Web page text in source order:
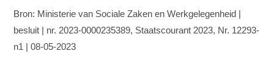
Bron: Ministerie van Sociale Zaken en Werkgelegenheid |
besluit | nr. 2023-0000235389, Staatscourant 2023, Nr. 12293-
n1 | 08-05-2023